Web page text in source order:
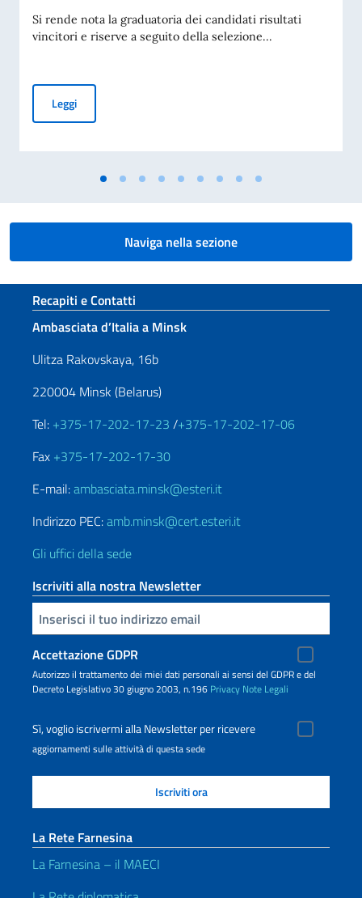
Si rende nota la graduatoria dei candidati risultati
vincitori e riserve a seguito della selezione...
LeggiBorse di studio offerte dal Governo Italiano a studenti
Naviga nella sezione
Sezione footer
Recapiti e Contatti
Ambasciata d’Italia a Minsk
Ulitza Rakovskaya, 16b
220004 Minsk (Belarus)
Tel: +375-17-202-17-23 /+375-17-202-17-06
Fax +375-17-202-17-30
E-mail:ambasciata.minsk@esteri.it
Indirizzo PEC:amb.minsk@cert.esteri.it
Gli uffici della sede
Iscriviti alla nostra Newsletter
Inserisci la tua email
Accettazione GDPR
Autorizzo il trattamento dei miei dati personali ai sensi del GDPR e del
Decreto Legislativo 30 giugno 2003, n.196 Privacy Note Legali
Sì, voglio iscrivermi alla Newsletter per ricevere
aggiornamenti sulle attività di questa sede
La Rete Farnesina
La Farnesina – il MAECI